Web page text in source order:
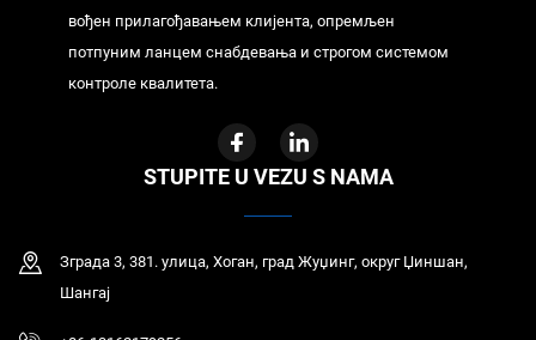
вођен прилагођавањем клијента, опремљен
потпуним ланцем снабдевања и строгом системом
контроле квалитета.
STUPITE U VEZU S NAMA
Зграда 3, 381. улица, Хоган, град Жуџинг, округ Џиншан,
Шангај